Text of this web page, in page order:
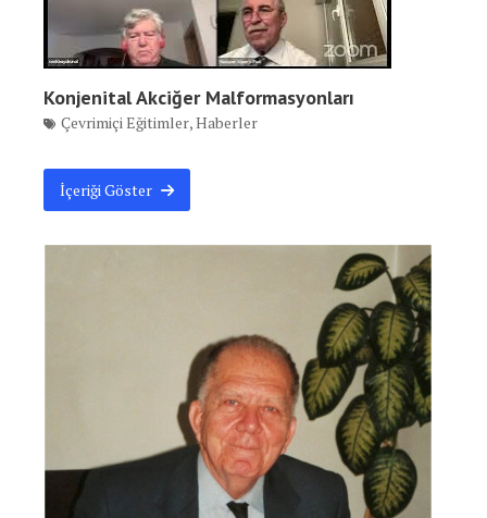
Konjenital Akciğer Malformasyonları
Çevrimiçi Eğitimler,Haberler
İçeriği Göster